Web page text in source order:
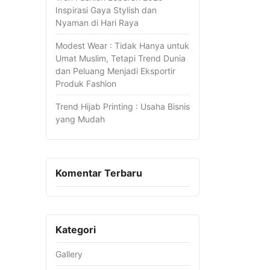
Inspirasi Gaya Stylish dan
Nyaman di Hari Raya
Modest Wear : Tidak Hanya untuk
Umat Muslim, Tetapi Trend Dunia
dan Peluang Menjadi Eksportir
Produk Fashion
Trend Hijab Printing : Usaha Bisnis
yang Mudah
Komentar Terbaru
Kategori
Gallery